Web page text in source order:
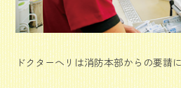
ドクターヘリは消防本部からの要請